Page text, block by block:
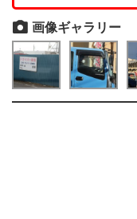
画像ギャラリー